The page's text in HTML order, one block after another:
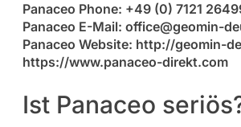
Panaceo Phone: +49 (0) 7121
Panaceo E-Mail: office@geomin-
Panaceo Website: http://geomin-
https://www.panaceo-direkt.com
Ist Panaceo